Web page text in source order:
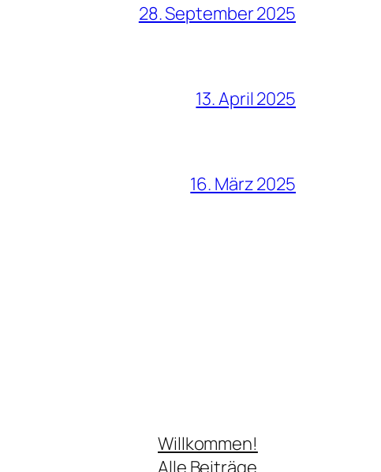
28. September 2025
13. April 2025
16. März 2025
Willkommen!
Alle Beiträge